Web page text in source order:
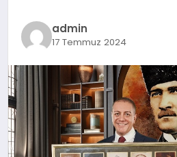
MAGAZIN
SIYASET
DÜNYA
admin
17 Temmuz 2024